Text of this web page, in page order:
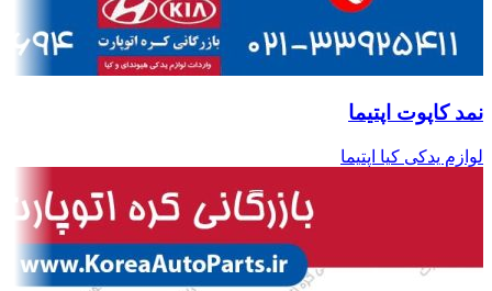
نمد کاپوت اپتیما
لوازم یدکی کیا اپتیما